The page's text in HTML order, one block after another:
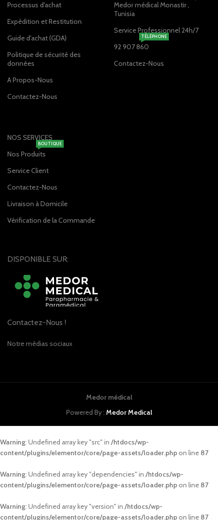
Processus d'achat
Expédition et Restitution
Guide d'achat (GDA)
Politique de sécurité des
données
A Propos-Nous
Contactez-Nous
Medor médical Monastir ,
Tunisia
Service Professionnel 24h/7
92 907 860
TÉLÉPHONE
Contactez-Nous
NOS SERVICES
Nos Produits
BOUTIQUE
Service Client
Contactez-Nous
Livraison à Domicile
Vérification de la Commande
DISPONIBLE SUR:
Contactez-Nous !
Notre médias sociaux
Medor médical
Powered By : Medor Medical
Warning: Undefined array key "src" in /htdocs/wp-
content/plugins/elementor/core/page-assets/loader.phpon line 87
Warning: Undefined array key "dependencies" in /htdocs/wp-
content/plugins/elementor/core/page-assets/loader.phpon line 87
Warning: Undefined array key "version" in /htdocs/wp-
content/plugins/elementor/core/page-assets/loader.phpon line 87